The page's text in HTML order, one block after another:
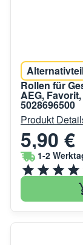
Rollen für
AEG,
5028696500
Produkt
5,90 €
1-2